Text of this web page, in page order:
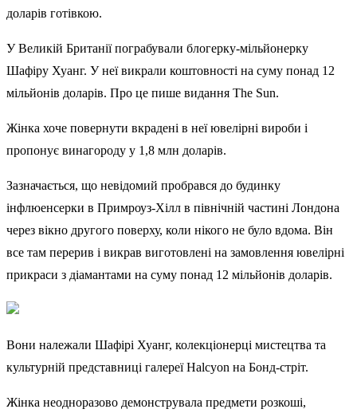
доларів готівкою.
У Великій Британії пограбували блогерку-мільйонерку
Шафіру Хуанг. У неї викрали коштовності на суму понад 12
мільйонів доларів. Про це пише видання The Sun.
Жінка хоче повернути вкрадені в неї ювелірні вироби і
пропонує винагороду у 1,8 млн доларів.
Зазначається, що невідомий пробрався до будинку
інфлюенсерки в Примроуз-Хілл в північній частині Лондона
через вікно другого поверху, коли нікого не було вдома. Він
все там перерив і викрав виготовлені на замовлення ювелірні
прикраси з діамантами на суму понад 12 мільйонів доларів.
Вони належали Шафірі Хуанг, колекціонерці мистецтва та
культурній представниці галереї Halcyon на Бонд-стріт.
Жінка неодноразово демонструвала предмети розкоші,